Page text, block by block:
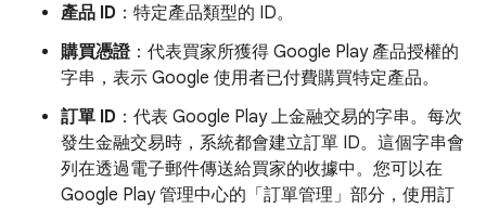
產品 ID ：特定產品類型的 ID。
購買憑證：代表買家所獲得 Google Play 產品授權的
字串，表示 Google 使用者已付費購買特定產品。
訂單 ID ：代表 Google Play 上金融交易的字串。每次
發生金融交易時，系統都會建立訂單 ID。這個字串會
列在透過電子郵件傳送給買家的收據中。您可以在
Google Play 管理中心的「訂單管理」 部分，使用訂